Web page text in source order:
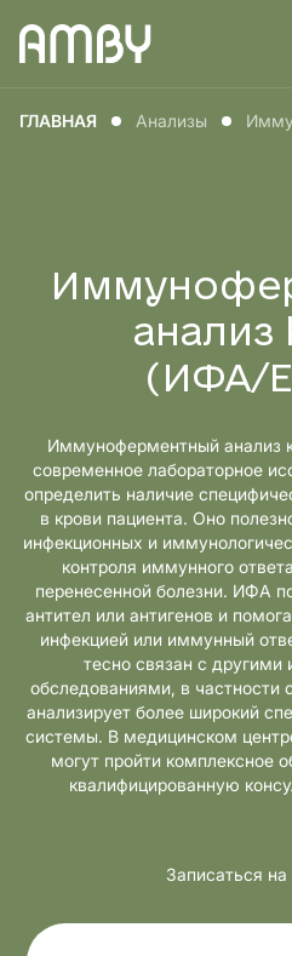
ГЛАВНАЯ Анализы
анализ
(ИФА/
Иммуноферментный анализ
современное лабораторное
определить наличие
в крови пациента. Оно
инфекционных и
контроля иммунного
перенесенной болезни. ИФА
антител или антигенов и
инфекцией или иммунный
тесно связан с
обследованиями, в частности
анализирует более широкий
системы. В медицинском
могут пройти комплексное
квалифицированную
Записаться